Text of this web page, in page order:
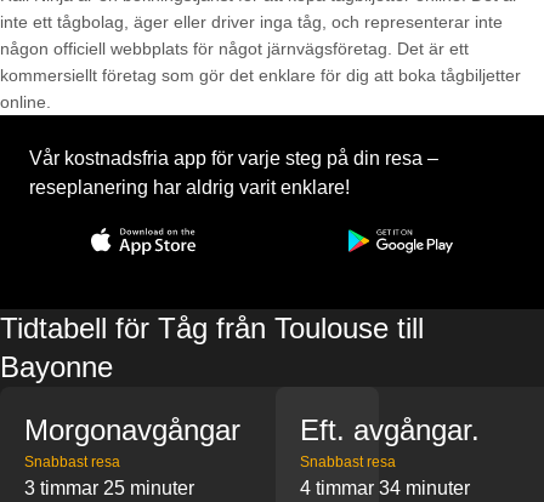
inte ett tågbolag, äger eller driver inga tåg, och representerar inte
någon officiell webbplats för något järnvägsföretag. Det är ett
kommersiellt företag som gör det enklare för dig att boka tågbiljetter
online.
Vår kostnadsfria app för varje steg på din resa –
reseplanering har aldrig varit enklare!
Tidtabell för Tåg från Toulouse till
Bayonne
Morgonavgångar
Snabbast resa
3 timmar 25 minuter
Eft. avgångar.
Snabbast resa
4 timmar 34 minuter